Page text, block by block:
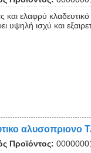
και ελαφρύ
υψηλή ισχύ και
αλυσοπριονο
Προϊόντος: